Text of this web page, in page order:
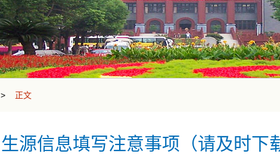
> 正文
生源信息填写注意事项（请及时下